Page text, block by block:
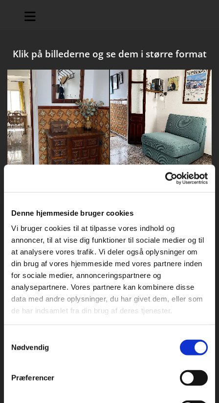
Denne hjemmeside bruger cookies
Vi bruger cookies til at tilpasse vores indhold og
annoncer, til at vise dig funktioner til sociale medier og til
at analysere vores trafik. Vi deler også oplysninger om
din brug af vores hjemmeside med vores partnere inden
for sociale medier, annonceringspartnere og
analysepartnere. Vores partnere kan kombinere disse
data med andre oplysninger, du har givet dem, eller som
de har indsamlet fra din brug af deres tjenester.
Nødvendig
Præferencer
Klik på billederne og se dem i større format